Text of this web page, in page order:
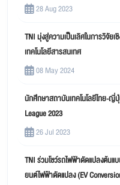
28 Aug 2023
TNI มุ่งสู่ความเป็นเลิศในการวิจัย
เทคโนโลยีสารสนเทศ
08 May 2024
นักศึกษาสถาบันเทคโนโลยีไทย-ญี่
League 2023
26 Jul 2023
TNI ร่วมโชว์รถไฟฟ้าดัดแปลงต้น
ยนต์ไฟฟ้าดัดแปลง (EV